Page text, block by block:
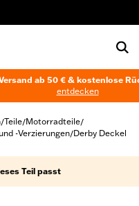
ab 50 € & kostenlose
entdecken
/Teile/Motorradteile/
-Verzierungen/Derby Deckel
Teil passt